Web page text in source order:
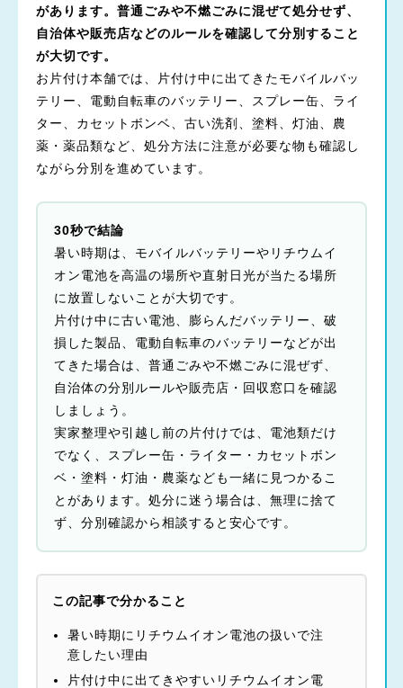
があります。普通ごみや不燃ごみに混ぜて処分せず、
自治体や販売店などのルールを確認して分別すること
が大切です。
お片付け本舗では、片付け中に出てきたモバイルバッ
テリー、電動自転車のバッテリー、スプレー缶、ライ
ター、カセットボンベ、古い洗剤、塗料、灯油、農
薬・薬品類など、処分方法に注意が必要な物も確認し
ながら分別を進めています。
30秒で結論
暑い時期は、モバイルバッテリーやリチウムイ
オン電池を高温の場所や直射日光が当たる場所
に放置しないことが大切です。
片付け中に古い電池、膨らんだバッテリー、破
損した製品、電動自転車のバッテリーなどが出
てきた場合は、普通ごみや不燃ごみに混ぜず、
自治体の分別ルールや販売店・回収窓口を確認
しましょう。
実家整理や引越し前の片付けでは、電池類だけ
でなく、スプレー缶・ライター・カセットボン
ベ・塗料・灯油・農薬なども一緒に見つかるこ
とがあります。処分に迷う場合は、無理に捨て
ず、分別確認から相談すると安心です。
この記事で分かること
暑い時期にリチウムイオン電池の扱いで注
意したい理由
片付け中に出てきやすいリチウムイオン電